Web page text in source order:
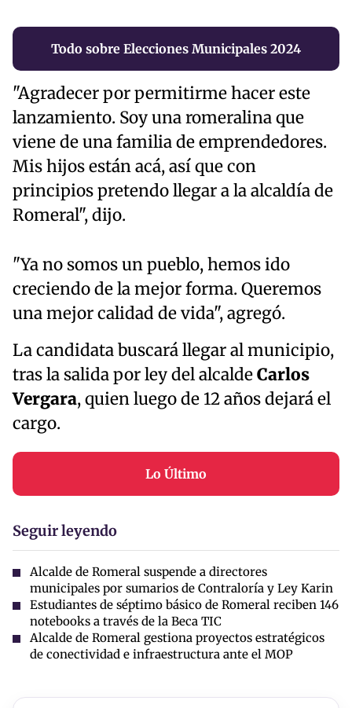
Todo sobre Elecciones Municipales 2024
"Agradecer por permitirme hacer este
lanzamiento. Soy una romeralina que
viene de una familia de emprendedores.
Mis hijos están acá, así que con
principios pretendo llegar a la alcaldía de
Romeral", dijo.
"Ya no somos un pueblo, hemos ido
creciendo de la mejor forma. Queremos
una mejor calidad de vida", agregó.
La candidata buscará llegar al municipio,
tras la salida por ley del alcaldeCarlos
Vergara, quien luego de 12 años dejará el
cargo.
Lo Último
Seguir leyendo
Alcalde de Romeral suspende a directores
municipales por sumarios de Contraloría y Ley Karin
Estudiantes de séptimo básico de Romeral reciben 146
notebooks a través de la Beca TIC
Alcalde de Romeral gestiona proyectos estratégicos
de conectividad e infraestructura ante el MOP